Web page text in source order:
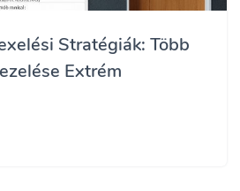
Stratégiák: Több
Extrém